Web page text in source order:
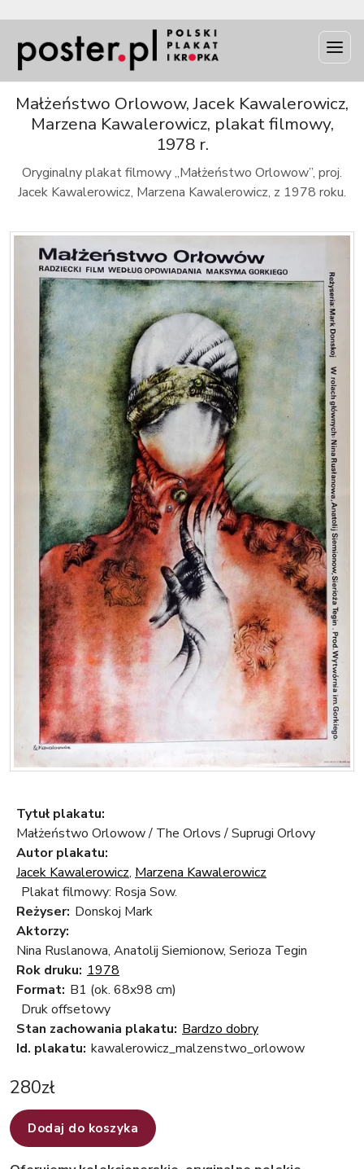
Małżeństwo Orlowow, Jacek Kawalerowicz,
Marzena Kawalerowicz, plakat filmowy,
1978 r.
Oryginalny plakat filmowy „Małżeństwo Orlowow”, proj.
Jacek Kawalerowicz, Marzena Kawalerowicz, z 1978 roku.
Tytuł plakatu:
Małżeństwo Orlowow / The Orlovs / Suprugi Orlovy
Autor plakatu:
Jacek Kawalerowicz, Marzena Kawalerowicz
Plakat filmowy: Rosja Sow.
Reżyser: Donskoj Mark
Aktorzy:
Nina Ruslanowa, Anatolij Siemionow, Serioza Tegin
Rok druku: 1978
Format: B1 (ok. 68x98 cm)
Druk offsetowy
Stan zachowania plakatu: Bardzo dobry
Id. plakatu: kawalerowicz_malzenstwo_orlowow
280zł
Dodaj do koszyka